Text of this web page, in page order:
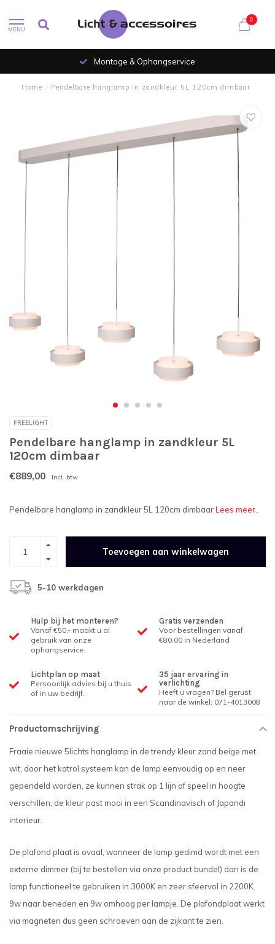
MENU
0
Montage & Ophangservice
Home / Pendelbare hanglamp in zandkleur 5L 120cm dimbaar
FREELIGHT
Pendelbare hanglamp in zandkleur 5L
120cm dimbaar
€889,00 Incl. btw
Pendelbare hanglamp in zandkleur 5L 120cm dimbaarLees meer..
Toevoegen aan winkelwagen
5-10 werkdagen
Hulp bij het monteren?
Vanaf €50,- maakt u al
gebruik van onze
ophangservice.
Gratis verzenden
Voor bestellingen vanaf
€80,00 in Nederland
Lichtplan op maat
Persoonlijk advies bij u thuis
of in uw bedrijf.
35 jaar ervaring in
verlichting
Heeft u vragen? Bel gerust
naar de winkel; 071-4013008
Productomschrijving
Fraaie nieuwe 5lichts hanglamp in de trendy kleur zand beige met
wit, door het katrol systeem kan de lamp eenvoudig op en neer
gependeld worden, ze kunnen strak op 1 lijn of speel in hoogte
verschillen, de kleur past mooi in een Scandinavisch of Japandi
interieur.
De plafond plaat is ovaal, wanneer de lamp gedimd wordt met een
externe dimmer (bij te bestellen via onze product bundel) dan is de
lamp functioneel te gebruiken in 3000K en zeer sfeervol in 2200K.
9w naar beneden en 9w omhoog per lampje. De plafondplaat werkt
via magneten dus geen schroeven aan de zijkant te zien.